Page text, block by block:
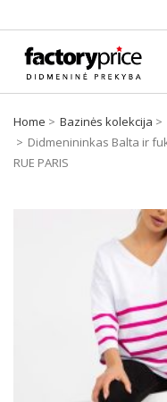
Home Bazinės kolekcija
Didmenininkas Balta ir
RUE PARIS